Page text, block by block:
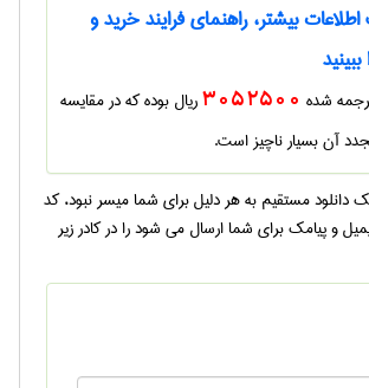
بیشتر، راهنمای فرایند خرید و
شده 3052500ریال بوده که در مقایسه
آن بسیار ناچیز است.
دانلود مستقیم به هر دلیل برای شما میسر نبود، کد
و پیامک برای شما ارسال می شود را در کادر زیر